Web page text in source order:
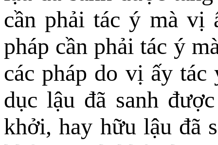
cần phải tác ý mà vị
pháp cần phải tác ý
các pháp do vị ấy tác
dục lậu đã sanh
khởi, hay hữu lậu đã